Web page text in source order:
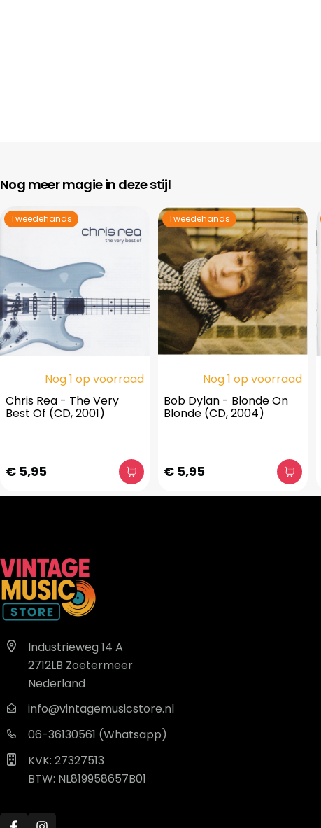
Nog meer magie in deze stijl
Tweedehands
Nog 1 op voorraad
Chris Rea - The Very
Best Of (CD, 2001)
€ 5,95
Tweedehands
Nog 1 op voorraad
Bob Dylan - Blonde On
Blonde (CD, 2004)
€ 5,95
Industrieweg 14 A
2712LB Zoetermeer
Nederland
info@vintagemusicstore.nl
06-36130561 (Whatsapp)
KVK: 27327513
BTW: NL819958657B01